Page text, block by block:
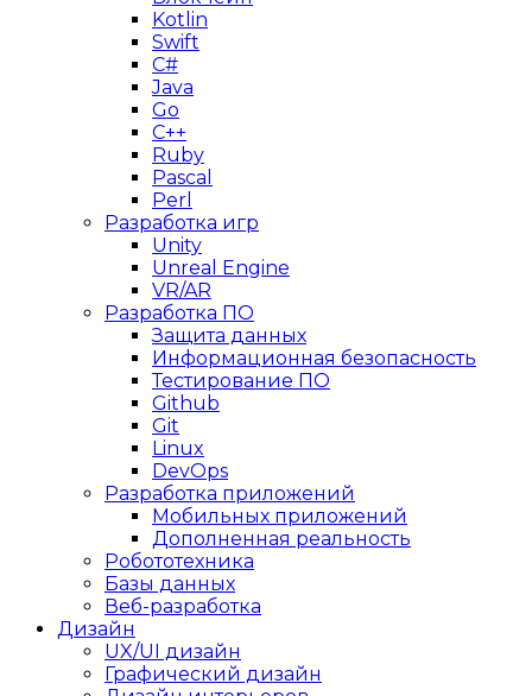
Kotlin
Swift
C#
Java
Go
C++
Ruby
Pascal
Perl
Разработка игр
Unity
Unreal Engine
VR/AR
Разработка ПО
Защита данных
Информационная безопасность
Тестирование ПО
Github
Git
Linux
DevOps
Разработка приложений
Мобильных приложений
Дополненная реальность
Робототехника
Базы данных
Веб-разработка
Дизайн
UX/UI дизайн
Графический дизайн